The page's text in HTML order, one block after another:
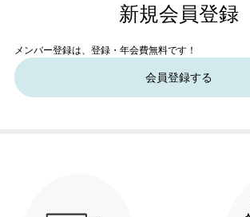
新規会員登録
メンバー登録は、登録・年会費無料です！
会員登録する